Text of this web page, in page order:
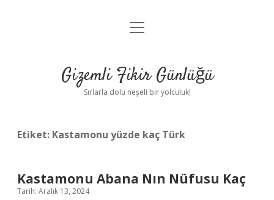
Anasayfa
Yasal Uyarı
menüyü
Gizemli Fikir Günlüğü
Sırlarla dolu neşeli bir yolculuk!
Etiket: Kastamonu yüzde kaç Türk
Kastamonu Abana Nın Nüfusu Kaç
Tarih: Aralık 13, 2024